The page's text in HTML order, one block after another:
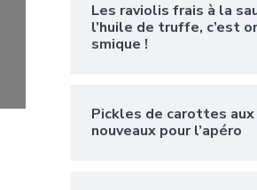
Les raviolis frais à la
l’huile de truffe, c’est
smique !
Pickles de carottes aux
nouveaux pour l’apéro